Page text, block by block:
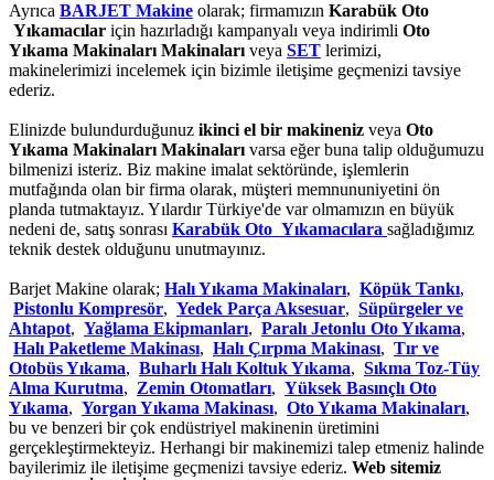
Ayrıca BARJET Makine olarak; firmamızın Karabük Oto
Yıkamacılar için hazırladığı kampanyalı veya indirimli Oto
Yıkama Makinaları Makinalarıveya SET lerimizi,
makinelerimizi incelemek için bizimle iletişime geçmenizi tavsiye
ederiz.
Elinizde bulundurduğunuz ikinci el bir makineniz veya Oto
Yıkama Makinaları Makinalarıvarsa eğer buna talip olduğumuzu
bilmenizi isteriz. Biz makine imalat sektöründe, işlemlerin
mutfağında olan bir firma olarak, müşteri memnununiyetini ön
planda tutmaktayız. Yılardır Türkiye'de var olmamızın en büyük
nedeni de, satış sonrası Karabük Oto Yıkamacılara sağladığımız
teknik destek olduğunu unutmayınız.
Barjet Makine olarak; Halı Yıkama Makinaları, Köpük Tankı,
Pistonlu Kompresör, Yedek Parça Aksesuar, Süpürgeler ve
Ahtapot, Yağlama Ekipmanları, Paralı Jetonlu Oto Yıkama,
Halı Paketleme Makinası, Halı Çırpma Makinası, Tır ve
Otobüs Yıkama, Buharlı Halı Koltuk Yıkama, Sıkma Toz-Tüy
Alma Kurutma, Zemin Otomatları, Yüksek Basınçlı Oto
Yıkama, Yorgan Yıkama Makinası, Oto Yıkama Makinaları,
bu ve benzeri bir çok endüstriyel makinenin üretimini
gerçekleştirmekteyiz. Herhangi bir makinemizi talep etmeniz halinde
bayilerimiz ile iletişime geçmenizi tavsiye ederiz. Web sitemiz